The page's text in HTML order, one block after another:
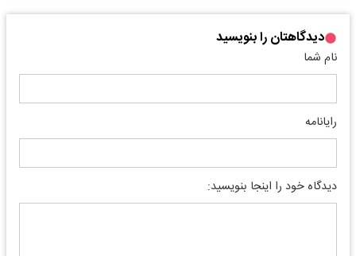
دیدگاهتان را بنویسید
نام شما
رایانامه
دیدگاه خود را اینجا بنویسید: